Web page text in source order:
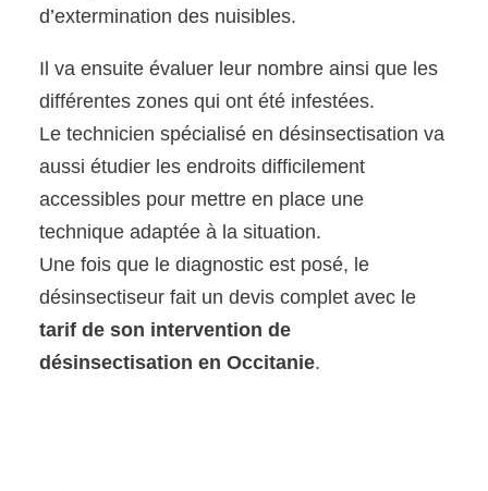
d’extermination des nuisibles.
Il va ensuite évaluer leur nombre ainsi que les
différentes zones qui ont été infestées.
Le technicien spécialisé en désinsectisation va
aussi étudier les endroits difficilement
accessibles pour mettre en place une
technique adaptée à la situation.
Une fois que le diagnostic est posé, le
désinsectiseur fait un devis complet avec le
tarif de son intervention de
désinsectisation en Occitanie.